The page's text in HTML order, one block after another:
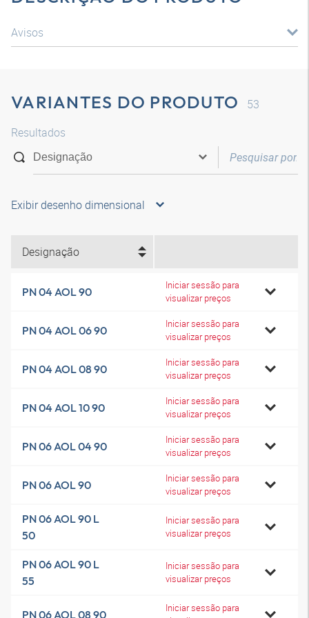
Avisos
VARIANTES DO PRODUTO
53
Resultados
Exibir desenho dimensional
Designação
PN 04 AOL 90
Iniciar sessão para
visualizar preços
PN 04 AOL 06 90
Iniciar sessão para
visualizar preços
PN 04 AOL 08 90
Iniciar sessão para
visualizar preços
PN 04 AOL 10 90
Iniciar sessão para
visualizar preços
PN 06 AOL 04 90
Iniciar sessão para
visualizar preços
PN 06 AOL 90
Iniciar sessão para
visualizar preços
PN 06 AOL 90 L
50
Iniciar sessão para
visualizar preços
PN 06 AOL 90 L
55
Iniciar sessão para
visualizar preços
PN 06 AOL 08 90
Iniciar sessão para